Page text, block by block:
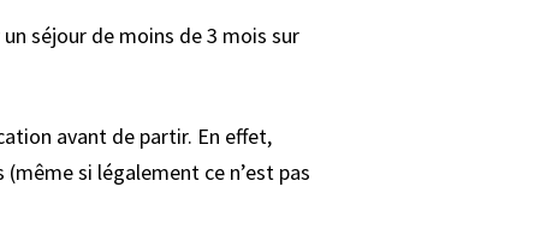
séjour de moins de 3 mois sur
avant de partir. En effet,
si légalement ce n’est pas